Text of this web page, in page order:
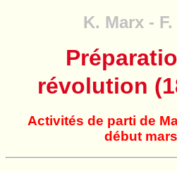
K. Marx -
révolution
Activités de parti de
début